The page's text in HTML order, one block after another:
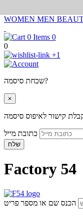
WOMEN MEN
0
0
+1
שכחת סיסמה?
×
קישור לאיפוס סיסמה
שלח
Factory 54
הכנס שם או מספר פריט